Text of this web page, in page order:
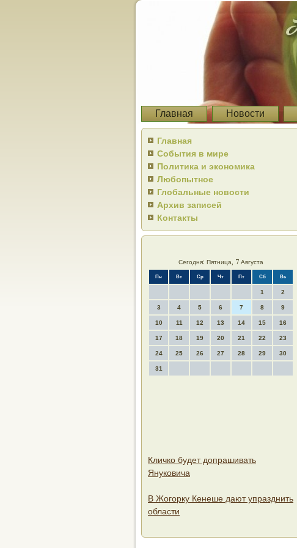
Главная Новости
Главная
События в мире
Политика и экономика
Любопытное
Глобальные новости
Архив записей
Контакты
Сегодня: Пятница, 7 Августа
Пн Вт Ср Чт Пт Сб Вс
1 2
3 4 5 6 7 8 9
10 11 12 13 14 15 16
17 18 19 20 21 22 23
24 25 26 27 28 29 30
31
Кличко будет допрашивать
Януковича
В Жогорку Кенеше дают упразднить
области